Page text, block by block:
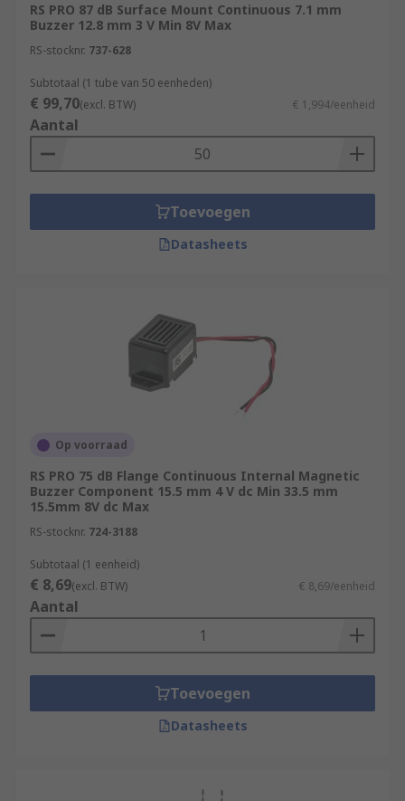
RS PRO 87 dB Surface Mount Continuous 7.1 mm
Buzzer 12.8 mm 3 V Min 8V Max
RS-stocknr. 737-628
Subtotaal (1 tube van 50 eenheden)
€ 99,70(excl. BTW) € 1,994/eenheid
Aantal
Toevoegen
Datasheets
Op voorraad
RS PRO 75 dB Flange Continuous Internal Magnetic
Buzzer Component 15.5 mm 4 V dc Min 33.5 mm
15.5mm 8V dc Max
RS-stocknr. 724-3188
Subtotaal (1 eenheid)
€ 8,69(excl. BTW) € 8,69/eenheid
Aantal
Toevoegen
Datasheets